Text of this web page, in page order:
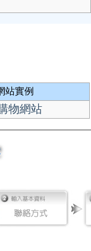
站實例
物網站